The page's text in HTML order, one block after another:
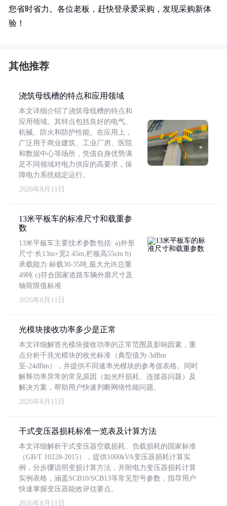
您省时省力。各位老板，赶快登录爱采购，发现采购新体
验！
其他推荐
浇筑母线槽的特点和应用领域
本文详细介绍了浇筑母线槽的特点和
应用领域。其特点包括良好的电气、
机械、防火和防护性能。在应用上，
广泛用于商业建筑、工业厂房、医院
和数据中心等场所，凭借自身优势满
足不同领域对电力供应的高要求，保
障电力系统稳定运行。
2026年8月11日
13米平板车的标准尺寸和载重参
数
13米平板车主要技术参数包括: a)外形
尺寸:长13m×宽2.45m,栏板高55cm b)
承载能力:标载30-35吨,最大允许总重
49吨 c)符合国家道路车辆外廓尺寸及
轴荷限值标准
2026年8月11日
光模块接收功率多少是正常
本文详细解答光模块接收功率的正常范围及影响因素，重
点分析千兆光模块的收光标准（典型值为-3dBm
至-24dBm），并提供不同速率光模块的参考值表格。同时
解释功率异常的常见原因（如光纤损耗、连接器问题）及
解决方案，帮助用户快速判断网络性能问题。
2026年8月11日
干式变压器损耗标准一览表及计算方法
本文详细解析干式变压器空载损耗、负载损耗的国家标准
（GB/T 10228-2015），提供1000kVA变压器损耗计算实
例，分步骤说明变损计算方法，并附电力变压器损耗计算
实例表格，涵盖SCB10/SCB13等常见型号参数，指导用户
快速掌握变压器能效评估要点。
2026年8月11日